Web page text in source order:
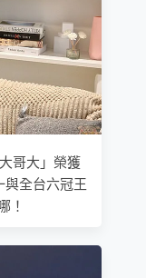
哥大」榮獲
全台六冠王
！